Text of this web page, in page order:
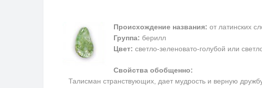
Происхождение названия: от латинских
Группа: берилл
Цвет: светло-зеленовато-голубой или
Свойства обобщенно:
Талисман странствующих, дает мудрость и верную